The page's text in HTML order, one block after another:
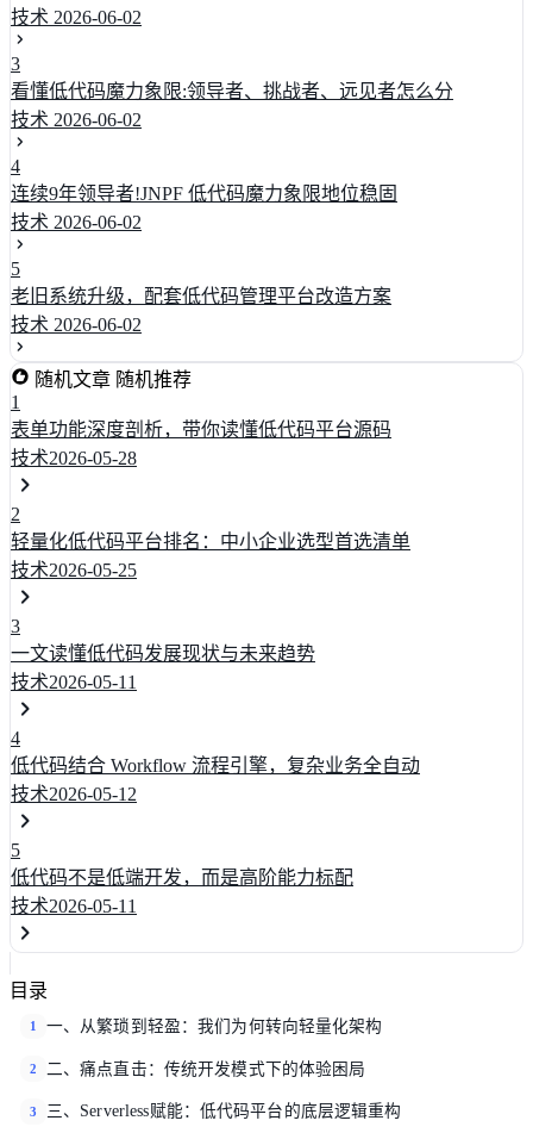
技术 2026-06-02
3
看懂低代码魔力象限:领导者、挑战者、远见者怎么分
技术 2026-06-02
4
连续9年领导者!JNPF 低代码魔力象限地位稳固
技术 2026-06-02
5
老旧系统升级，配套低代码管理平台改造方案
技术 2026-06-02
随机文章 随机推荐
1
表单功能深度剖析，带你读懂低代码平台源码
技术2026-05-28
2
轻量化低代码平台排名：中小企业选型首选清单
技术2026-05-25
3
一文读懂低代码发展现状与未来趋势
技术2026-05-11
4
低代码结合 Workflow 流程引擎，复杂业务全自动
技术2026-05-12
5
低代码不是低端开发，而是高阶能力标配
技术2026-05-11
目录
1 一、从繁琐到轻盈：我们为何转向轻量化架构
2 二、痛点直击：传统开发模式下的体验困局
3 三、Serverless赋能：低代码平台的底层逻辑重构